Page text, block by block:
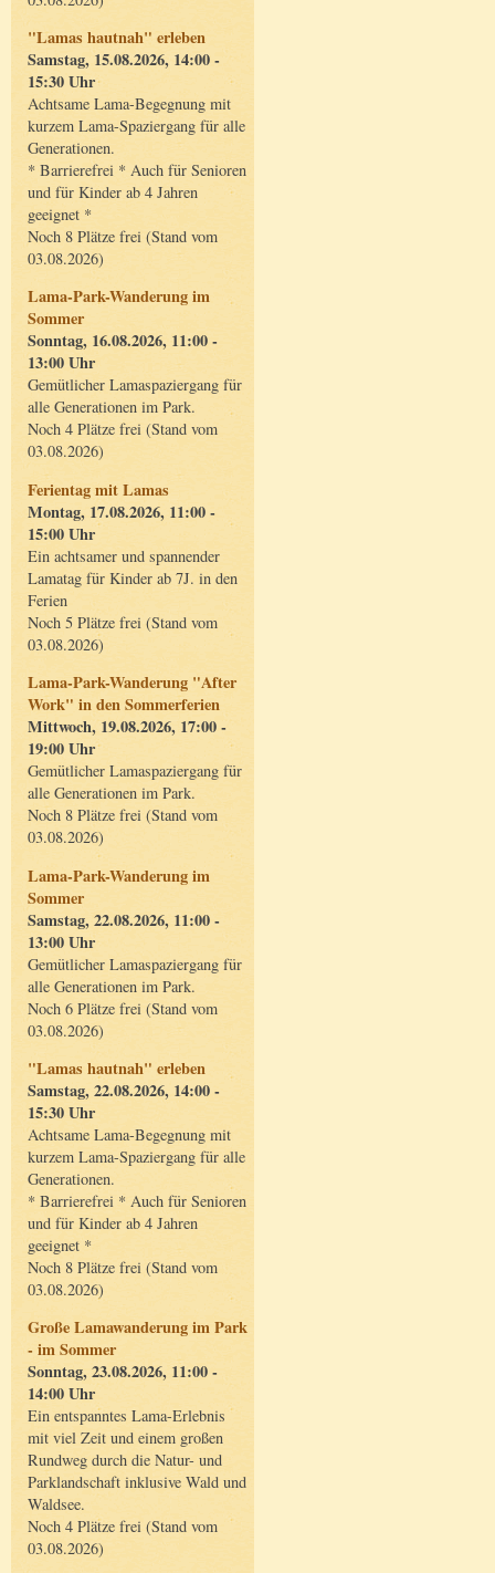
"Lamas hautnah" erleben
Samstag, 15.08.2026, 14:00 -
15:30 Uhr
Achtsame Lama-Begegnung mit
kurzem Lama-Spaziergang für alle
Generationen.
* Barrierefrei * Auch für Senioren
und für Kinder ab 4 Jahren
geeignet *
Noch 8 Plätze frei (Stand vom
03.08.2026)
Lama-Park-Wanderung im
Sommer
Sonntag, 16.08.2026, 11:00 -
13:00 Uhr
Gemütlicher Lamaspaziergang für
alle Generationen im Park.
Noch 4 Plätze frei (Stand vom
03.08.2026)
Ferientag mit Lamas
Montag, 17.08.2026, 11:00 -
15:00 Uhr
Ein achtsamer und spannender
Lamatag für Kinder ab 7J. in den
Ferien
Noch 5 Plätze frei (Stand vom
03.08.2026)
Lama-Park-Wanderung "After
Work" in den Sommerferien
Mittwoch, 19.08.2026, 17:00 -
19:00 Uhr
Gemütlicher Lamaspaziergang für
alle Generationen im Park.
Noch 8 Plätze frei (Stand vom
03.08.2026)
Lama-Park-Wanderung im
Sommer
Samstag, 22.08.2026, 11:00 -
13:00 Uhr
Gemütlicher Lamaspaziergang für
alle Generationen im Park.
Noch 6 Plätze frei (Stand vom
03.08.2026)
"Lamas hautnah" erleben
Samstag, 22.08.2026, 14:00 -
15:30 Uhr
Achtsame Lama-Begegnung mit
kurzem Lama-Spaziergang für alle
Generationen.
* Barrierefrei * Auch für Senioren
und für Kinder ab 4 Jahren
geeignet *
Noch 8 Plätze frei (Stand vom
03.08.2026)
Große Lamawanderung im Park
- im Sommer
Sonntag, 23.08.2026, 11:00 -
14:00 Uhr
Ein entspanntes Lama-Erlebnis
mit viel Zeit und einem großen
Rundweg durch die Natur- und
Parklandschaft inklusive Wald und
Waldsee.
Noch 4 Plätze frei (Stand vom
03.08.2026)